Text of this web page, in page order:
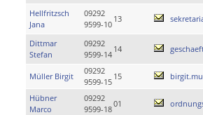
Hellfritzsch
Jana
09292
9599-10
13
Dittmar
Stefan
09292
9599-14
14
Müller Birgit
09292
9599-15
15
Hübner
Marco
09292
9599-18
01